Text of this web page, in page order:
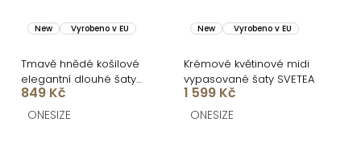
New Vyrobeno v EU
Tmavě hnědé košilové
elegantní dlouhé šaty
FLORENTE
849 Kč
ONESIZE
New Vyrobeno v EU
Krémové květinové midi
vypasované šaty SVETEA
1 599 Kč
ONESIZE